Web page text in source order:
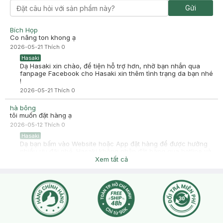
Gửi
Bích Họp
Co nâng ton khong ạ
2026-05-21 Thích 0
Hasaki
Dạ Hasaki xin chào, để tiện hỗ trợ hơn, nhờ bạn nhắn qua
fanpage Facebook cho Hasaki xin thêm tình trạng da bạn nhé
!
2026-05-21 Thích 0
hà bông
tôi muốn đặt hàng ạ
2026-05-12 Thích 0
Hasaki
Dạ bạn bấm vào Website hoặc App đặt hàng để được hưởng
chat inbox ạ. Rất mong bạn thông cảm!
Xem tất cả